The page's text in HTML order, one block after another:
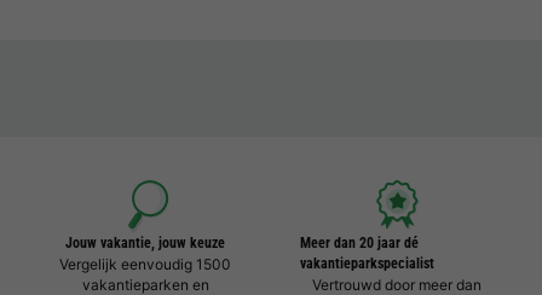
Jouw vakantie, jouw keuze
Vergelijk eenvoudig 1500
vakantieparken en
Meer dan 20 jaar dé
vakantieparkspecialist
Vertrouwd door meer dan